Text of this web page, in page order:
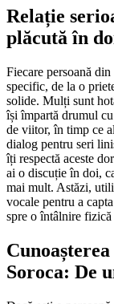
Relație
plăcută în
Fiecare persoană
specific, de la o
solide. Mulți sunt
își împartă drumul
de viitor, în timp ce
dialog pentru seri
îți respectă aceste
ai o discuție în doi,
mai mult. Astăzi,
vocale pentru a
spre o întâlnire
Soroca: De